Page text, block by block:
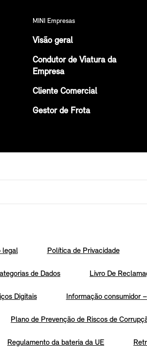
MINI Empresas
Visão geral
Condutor de Viatura da
Empresa
Cliente Comercial
Gestor de Frota
legal Política de Privacidade
de Dados Livro De
Digitais Informação consumidor
Plano de Prevenção de Riscos de
Regulamento da bateria da UE